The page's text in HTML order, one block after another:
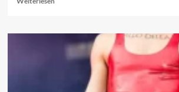
Sanremo
2025: